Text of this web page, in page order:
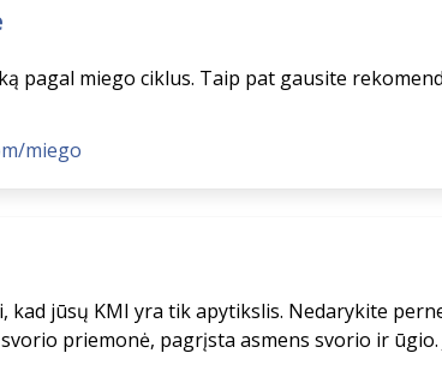
pagal miego ciklus. Taip pat gausite
miego
kad jūsų KMI yra tik apytikslis. Nedarykite
priemonė, pagrįsta asmens svorio ir